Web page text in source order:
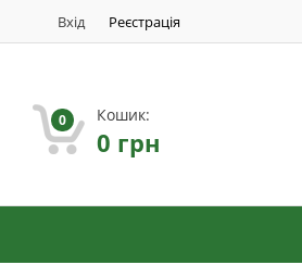
Вхід Реєстрація
0 Кошик:
0 грн